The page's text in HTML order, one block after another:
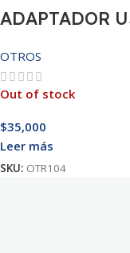
ADAPTADOR
OTROS
Out of stock
$35,000
Leer más
SKU: OTR104